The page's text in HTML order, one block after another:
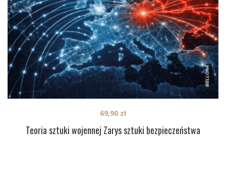
Teoria sztuki wojennej Zarys sztuki bezpieczeństwa
69,90 zł